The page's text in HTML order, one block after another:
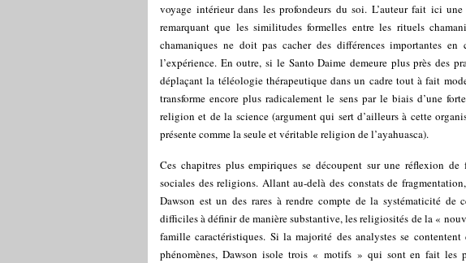
voyage intérieur dans les profondeurs du soi. L’auteur fait ici
remarquant que les similitudes formelles entre les rituels
chamaniques ne doit pas cacher des différences importantes
l’expérience. En outre, si le Santo Daime demeure plus près des
déplaçant la téléologie thérapeutique dans un cadre tout à fait
transforme encore plus radicalement le sens par le biais d’une
religion et de la science (argument qui sert d’ailleurs à cette
présente comme la seule et véritable religion de l’ayahuasca).
Ces chapitres plus empiriques se découpent sur une réflexion
sociales des religions. Allant au-delà des constats de
Dawson est un des rares à rendre compte de la systématicité de
difficiles à définir de manière substantive, les religiosités de la «
famille caractéristiques. Si la majorité des analystes se
phénomènes, Dawson isole trois « motifs » qui sont en fait les